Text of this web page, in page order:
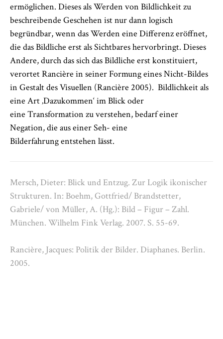
ermöglichen. Dieses als Werden von Bildlichkeit zu
beschreibende Geschehen ist nur dann logisch
begründbar, wenn das Werden eine Differenz eröffnet,
die das Bildliche erst als Sichtbares hervorbringt. Dieses
Andere, durch das sich das Bildliche erst konstituiert,
verortet Rancière in seiner Formung eines Nicht-Bildes
in Gestalt des Visuellen (Rancière 2005). Bildlichkeit als
eine Art ‚Dazukommen‘ im Blick oder
eine Transformation zu verstehen, bedarf einer
Negation, die aus einer Seh- eine
Bilderfahrung entstehen lässt.
Mersch, Dieter: Blick und Entzug. Zur Logik ikonischer
Strukturen. In: Boehm, Gottfried/ Brandstetter,
Gabriele/ von Müller, A. (Hg.): Bild – Figur – Zahl.
München. Wilhelm Fink Verlag. 2007. S. 55-69.
Rancière, Jacques: Politik der Bilder. Diaphanes. Berlin.
2005.